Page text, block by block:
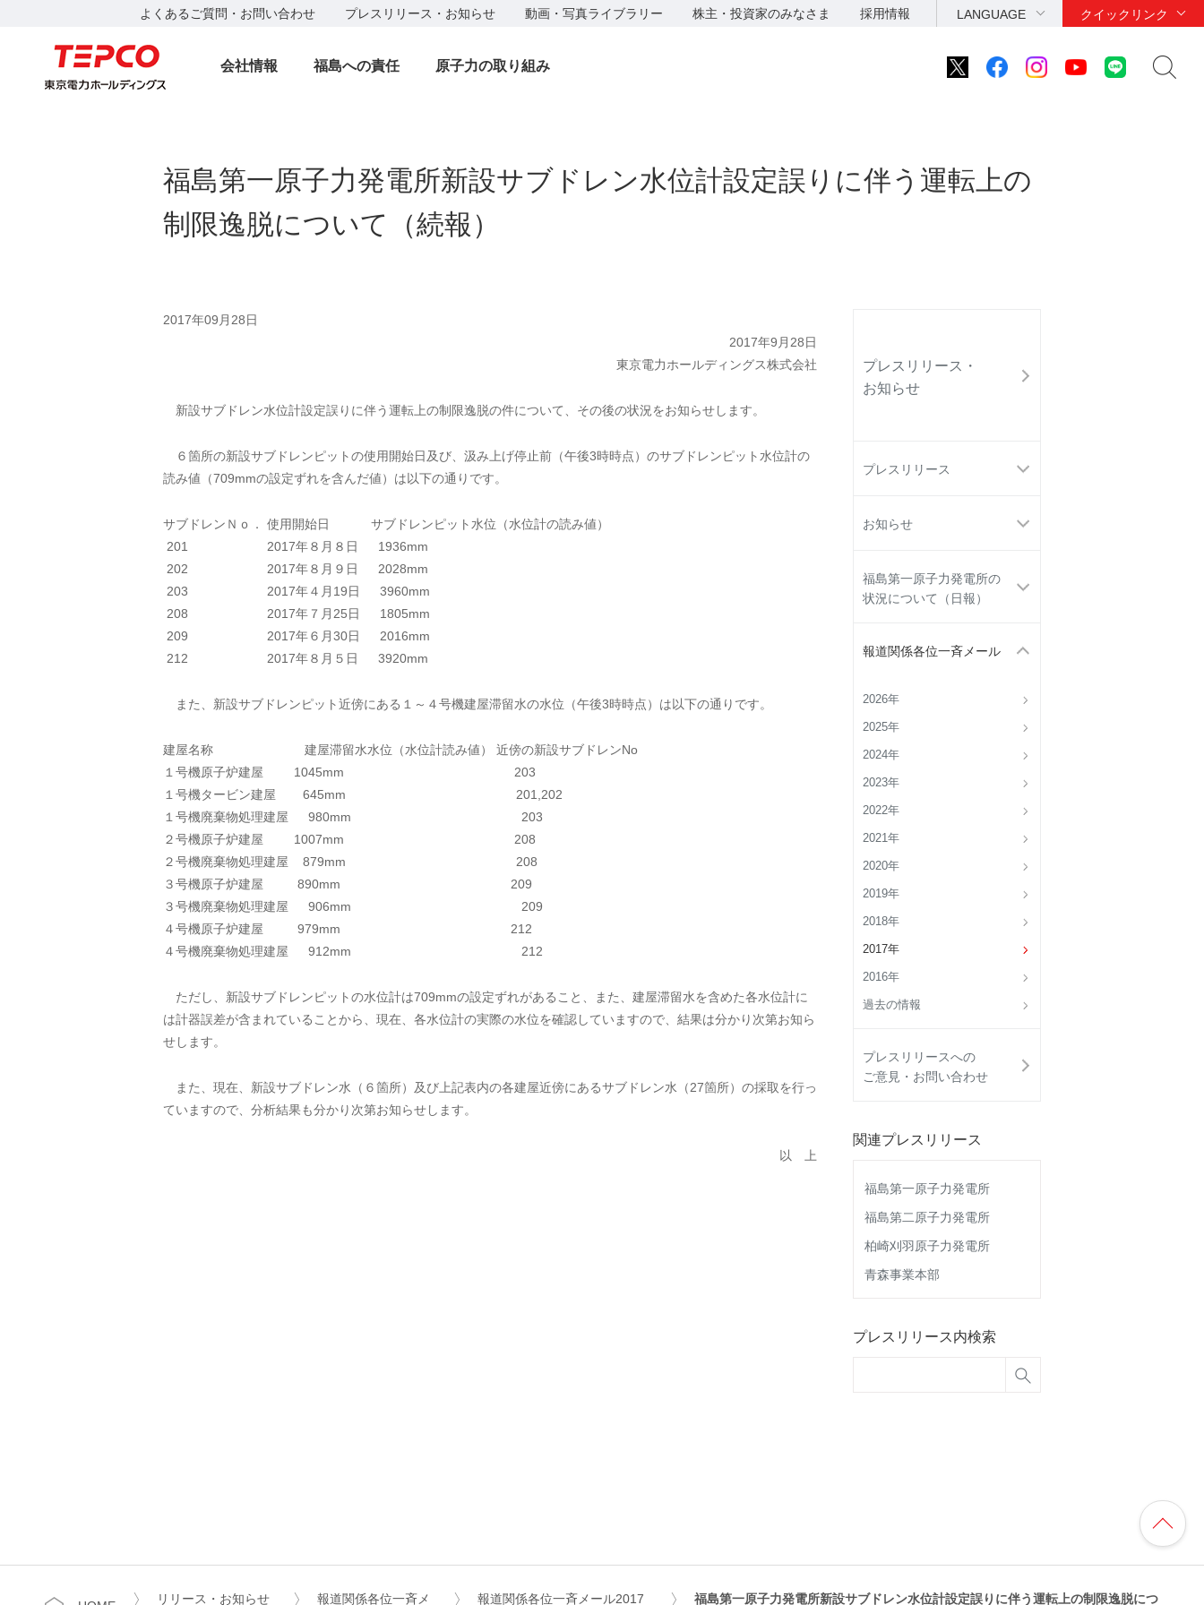
よくあるご質問・お問い合わせ プレスリリース・お知らせ 動画・写真ライブラリー 株主・投資家のみなさま 採用情報 LANGUAGE クイックリンク
会社情報 福島への責任 原子力の取り組み
プレスリリース・
お知らせ
プレスリリース
お知らせ
福島第一原子力発電所の
状況について（日報）
報道関係各位一斉メール
2026年
2025年
2024年
2023年
2022年
2021年
2020年
2019年
2018年
2017年
2016年
過去の情報
プレスリリースへの
ご意見・お問い合わせ
関連プレスリリース
福島第一原子力発電所
福島第二原子力発電所
柏崎刈羽原子力発電所
青森事業本部
プレスリリース内検索
福島第一原子力発電所新設サブドレン水位計設定誤りに伴う運転上の
制限逸脱について（続報）
2017年09月28日
2017年9月28日
東京電力ホールディングス株式会社
新設サブドレン水位計設定誤りに伴う運転上の制限逸脱の件について、その後の状況をお知らせします。
６箇所の新設サブドレンピットの使用開始日及び、汲み上げ停止前（午後3時時点）のサブドレンピット水位計の
読み値（709mmの設定ずれを含んだ値）は以下の通りです。
サブドレンＮｏ． 使用開始日 サブドレンピット水位（水位計の読み値）
201 2017年８月８日 1936mm
202 2017年８月９日 2028mm
203 2017年４月19日 3960mm
208 2017年７月25日 1805mm
209 2017年６月30日 2016mm
212 2017年８月５日 3920mm
また、新設サブドレンピット近傍にある１～４号機建屋滞留水の水位（午後3時時点）は以下の通りです。
建屋名称 建屋滞留水水位（水位計読み値） 近傍の新設サブドレンNo
１号機原子炉建屋 1045mm 203
１号機タービン建屋 645mm 201,202
１号機廃棄物処理建屋 980mm 203
２号機原子炉建屋 1007mm 208
２号機廃棄物処理建屋 879mm 208
３号機原子炉建屋 890mm 209
３号機廃棄物処理建屋 906mm 209
４号機原子炉建屋 979mm 212
４号機廃棄物処理建屋 912mm 212
ただし、新設サブドレンピットの水位計は709mmの設定ずれがあること、また、建屋滞留水を含めた各水位計に
は計器誤差が含まれていることから、現在、各水位計の実際の水位を確認していますので、結果は分かり次第お知ら
せします。
また、現在、新設サブドレン水（６箇所）及び上記表内の各建屋近傍にあるサブドレン水（27箇所）の採取を行っ
ていますので、分析結果も分かり次第お知らせします。
以 上
リリース・お知らせ 報道関係各位一斉メ 報道関係各位一斉メール2017 福島第一原子力発電所新設サブドレン水位計設定誤りに伴う運転上の制限逸脱につ